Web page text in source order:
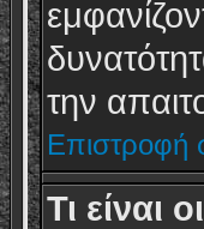
την
Επιστροφή
Τι είναι